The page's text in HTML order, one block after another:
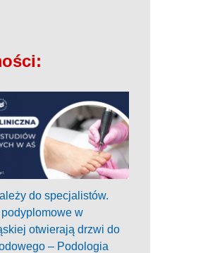
do specjalistów.
w
otwierają drzwi do
– Podologia